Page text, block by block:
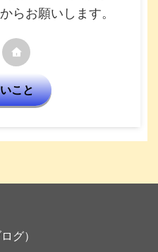
らお願いします。
こと
グ）